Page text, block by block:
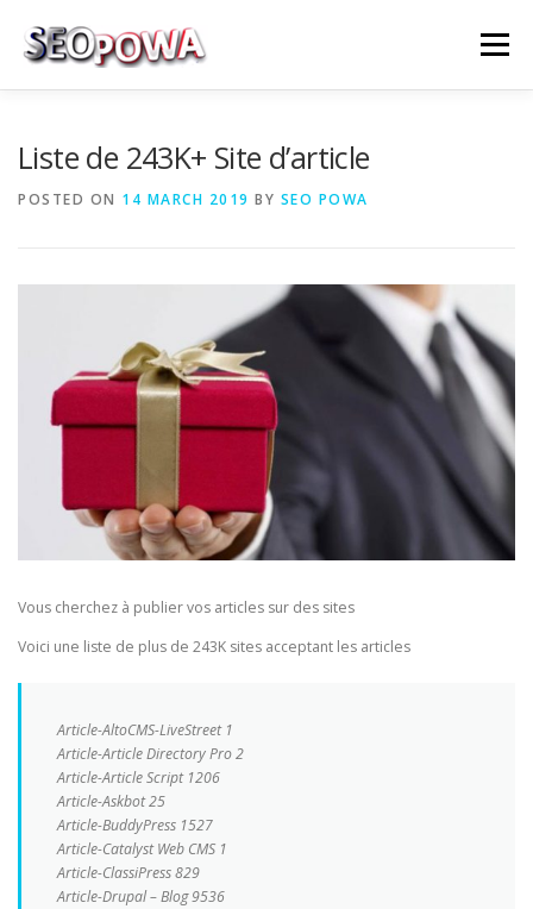
Menu
Liste de 243K+ Site d’article
POSTED ON 14 MARCH 2019 BY SEO POWA
Vous cherchez à publier vos articles sur des sites
Voici une liste de plus de 243K sites acceptant les articles
Article-AltoCMS-LiveStreet 1
Article-Article Directory Pro 2
Article-Article Script 1206
Article-Askbot 25
Article-BuddyPress 1527
Article-Catalyst Web CMS 1
Article-ClassiPress 829
Article-Drupal – Blog 9536